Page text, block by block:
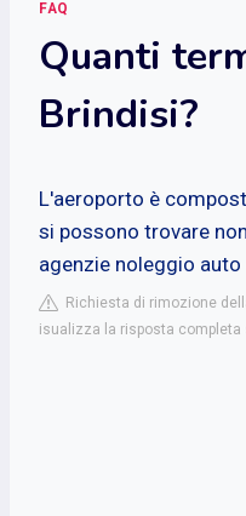
FAQ
Quanti
Brindisi?
L'aeroporto è
si possono trovare
agenzie noleggio
Richiesta di rimozione
isualizza la risposta completa